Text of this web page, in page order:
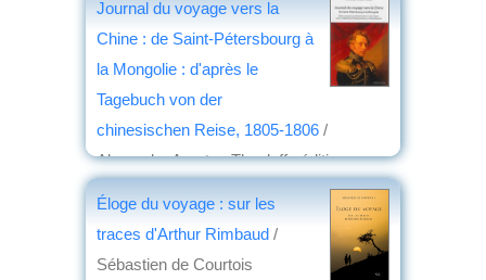
Journal du voyage vers la
Chine : de Saint-Pétersbourg à
la Mongolie : d'après le
Tagebuch von der
chinesischen Reise, 1805-1806 /
Alexander Amatus Thesleff ; édition
préparée par Michel Cadot et Carole
d'Alexancre Stroev et Pierre Besnard
Éloge du voyage : sur les
traces d'Arthur Rimbaud /
Sébastien de Courtois